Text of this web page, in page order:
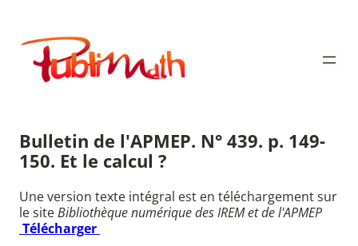
contenu
Publimath
Bulletin de l'APMEP. N° 439. p. 149-
150. Et le calcul ?
Une version texte intégral est en téléchargement sur
le siteBibliothèque numérique des IREM et de l'APMEP
Télécharger